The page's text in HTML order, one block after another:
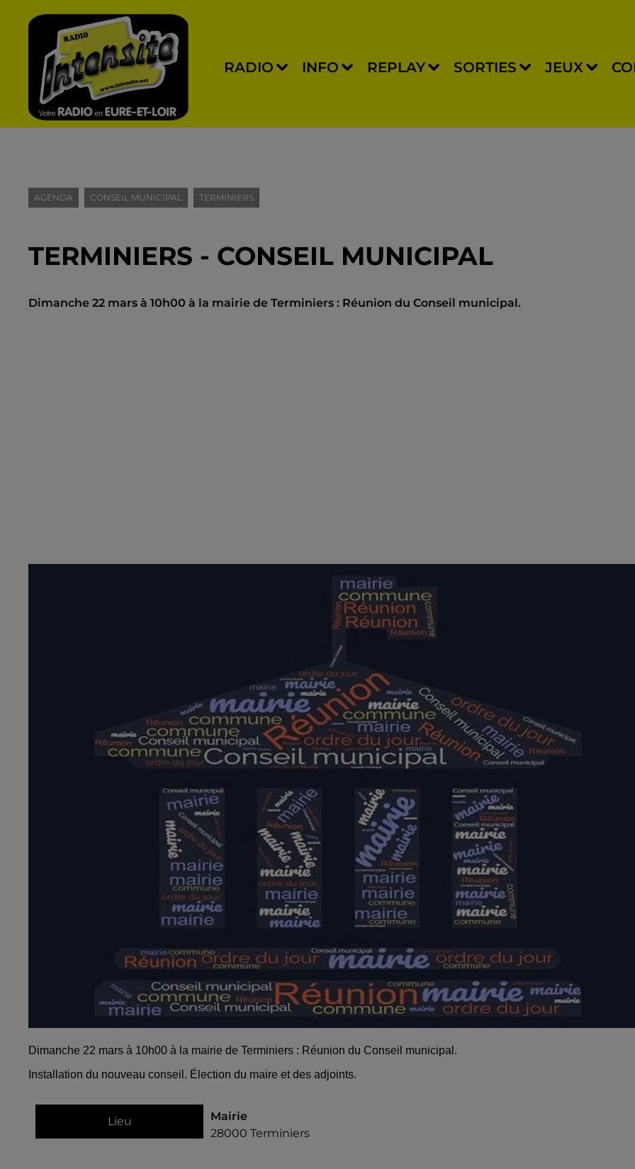
RADIO INFO REPLAY SORTIES JEUX
AGENDA CONSEIL MUNICIPAL TERMINIERS
TERMINIERS - CONSEIL MUNICIPAL
Dimanche 22 mars à 10h00 à la mairie de Terminiers : Réunion du Conseil municipal.
Dimanche 22 mars à 10h00 à la mairie de Terminiers : Réunion du Conseil municipal.
Installation du nouveau conseil. Élection du maire et des adjoints.
Lieu
Mairie
28000 Terminiers